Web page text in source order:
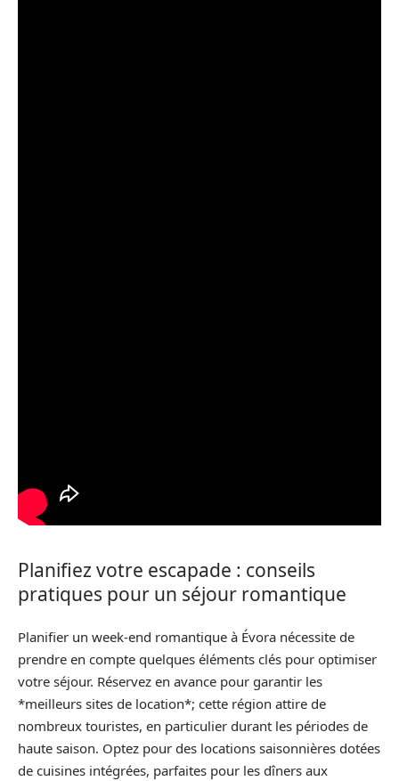
Planifiez votre escapade : conseils
pratiques pour un séjour romantique
Planifier un week-end romantique à Évora nécessite de
prendre en compte quelques éléments clés pour optimiser
votre séjour. Réservez en avance pour garantir les
*meilleurs sites de location*; cette région attire de
nombreux touristes, en particulier durant les périodes de
haute saison. Optez pour des locations saisonnières dotées
de cuisines intégrées, parfaites pour les dîners aux